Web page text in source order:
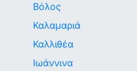
Βόλος
Καλαμαριά
Καλλιθέα
Ιωάννινα